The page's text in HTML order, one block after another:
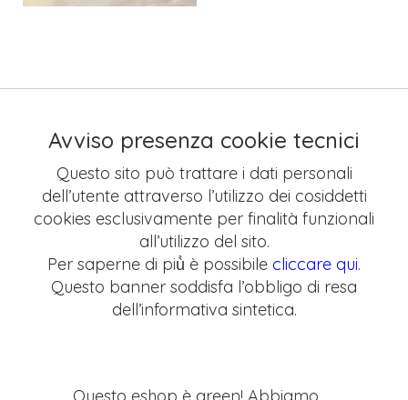
Avviso presenza cookie tecnici
Questo sito può trattare i dati personali
dell’utente attraverso l’utilizzo dei cosiddetti
cookies esclusivamente per finalità funzionali
all’utilizzo del sito.
Per saperne di più̀ è possibile cliccare qui.
Questo banner soddisfa l’obbligo di resa
dell’informativa sintetica.